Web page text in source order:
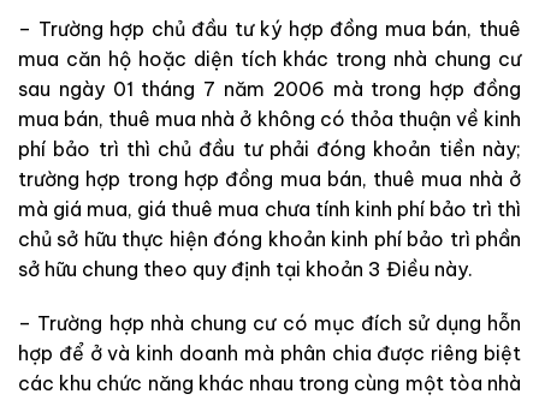
– Trường hợp chủ đầu tư ký hợp đồng mua bán, thuê
mua căn hộ hoặc diện tích khác trong nhà chung cư
sau ngày 01 tháng 7 năm 2006 mà trong hợp đồng
mua bán, thuê mua nhà ở không có thỏa thuận về kinh
phí bảo trì thì chủ đầu tư phải đóng khoản tiền này;
trường hợp trong hợp đồng mua bán, thuê mua nhà ở
mà giá mua, giá thuê mua chưa tính kinh phí bảo trì thì
chủ sở hữu thực hiện đóng khoản kinh phí bảo trì phần
sở hữu chung theo quy định tại khoản 3 Điều này.
– Trường hợp nhà chung cư có mục đích sử dụng hỗn
hợp để ở và kinh doanh mà phân chia được riêng biệt
các khu chức năng khác nhau trong cùng một tòa nhà